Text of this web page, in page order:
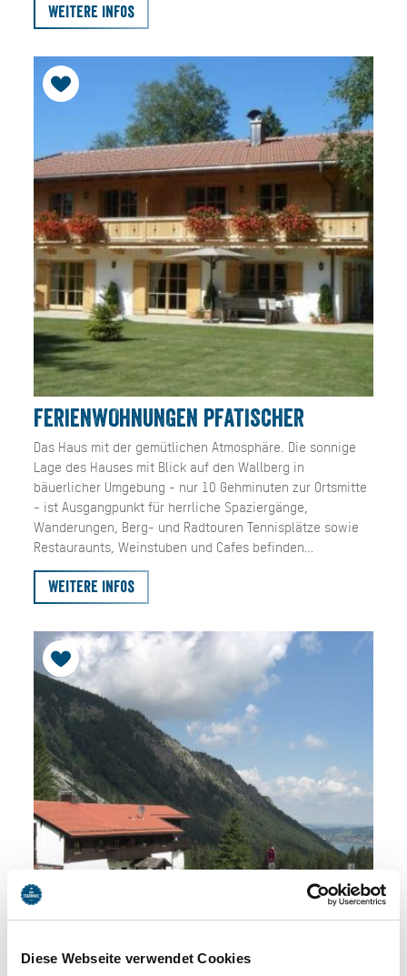
Diese Webseite verwendet Cookies
Weitere Infos
FERIENWOHNUNGEN PFATISCHER
Das Haus mit der gemütlichen Atmosphäre. Die sonnige
Lage des Hauses mit Blick auf den Wallberg in
bäuerlicher Umgebung - nur 10 Gehminuten zur Ortsmitte
- ist Ausgangpunkt für herrliche Spaziergänge,
Wanderungen, Berg- und Radtouren Tennisplätze sowie
Restauraunts, Weinstuben und Cafes befinden…
Weitere Infos